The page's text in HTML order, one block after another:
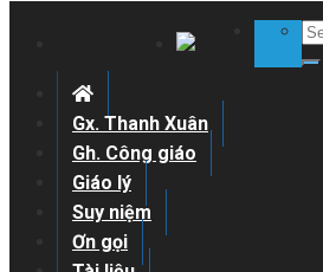
Gx. Thanh Xuân
Gh. Công giáo
Giáo lý
Suy niệm
Ơn gọi